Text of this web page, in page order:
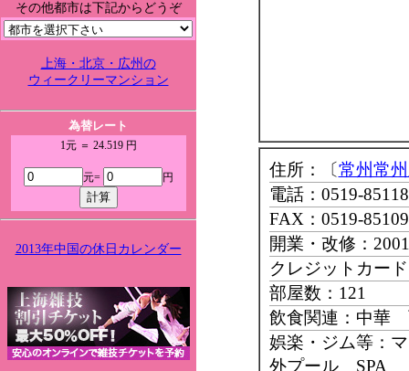
その他都市は下記からどうぞ
上海・北京・広州の
ウィークリーマンション
為替レート
1元 ＝ 24.519 円
元= 円
2013年中国の休日カレンダー
住所：〔常州常
電話：0519-
FAX：0519-
開業・改修：
クレジットカー
部屋数：121
飲食関連：中
娯楽・ジム等
外プール SPA